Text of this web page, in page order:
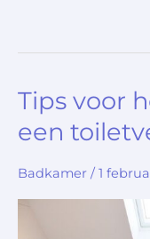
Tips voor
een
Badkamer / 1
Tips
voor
het
gebruiken